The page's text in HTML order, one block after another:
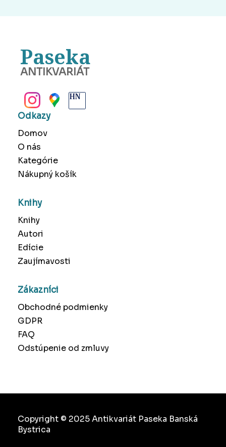
Paseka
ANTIKVARIÁT
Odkazy
Domov
O nás
Kategórie
Nákupný košík
Knihy
Knihy
Autori
Edície
Zaujímavosti
Zákazníci
Obchodné podmienky
GDPR
FAQ
Odstúpenie od zmluvy
Copyright © 2025 Antikvariát Paseka Banská
Bystrica